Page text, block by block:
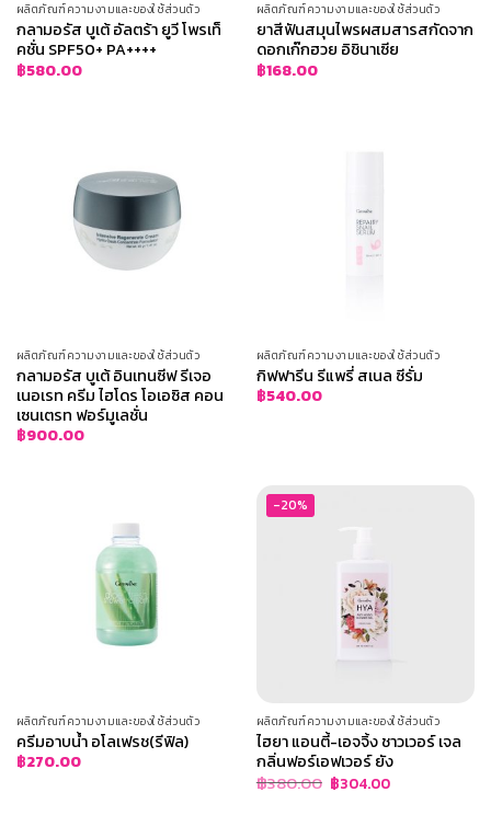
ผลิตภัณฑ์ความงามและของใช้ส่วนตัว
กลามอรัส บูเต้ อัลตร้า ยูวี โพรเท็
คชั่น SPF50+ PA++++
฿580.00
ผลิตภัณฑ์ความงามและของใช้ส่วนตัว
ยาสีฟันสมุนไพรผสมสารสกัดจาก
ดอกเก๊กฮวย อิชินาเซีย
฿168.00
ผลิตภัณฑ์ความงามและของใช้ส่วนตัว
กลามอรัส บูเต้ อินเทนซีฟ รีเจอ
เนอเรท ครีม ไฮโดร โอเอซิส คอน
เซนเตรท ฟอร์มูเลชั่น
฿900.00
ผลิตภัณฑ์ความงามและของใช้ส่วนตัว
กิฟฟารีน รีแพรี่ สเนล ซีรั่ม
฿540.00
ผลิตภัณฑ์ความงามและของใช้ส่วนตัว
ครีมอาบน้ำ อโลเฟรช(รีฟิล)
฿270.00
-20%
ผลิตภัณฑ์ความงามและของใช้ส่วนตัว
ไฮยา แอนตี้-เอจจิ้ง ชาวเวอร์ เจล
กลิ่นฟอร์เอฟเวอร์ ยัง
฿380.00 Original
price
฿304.00Current
price